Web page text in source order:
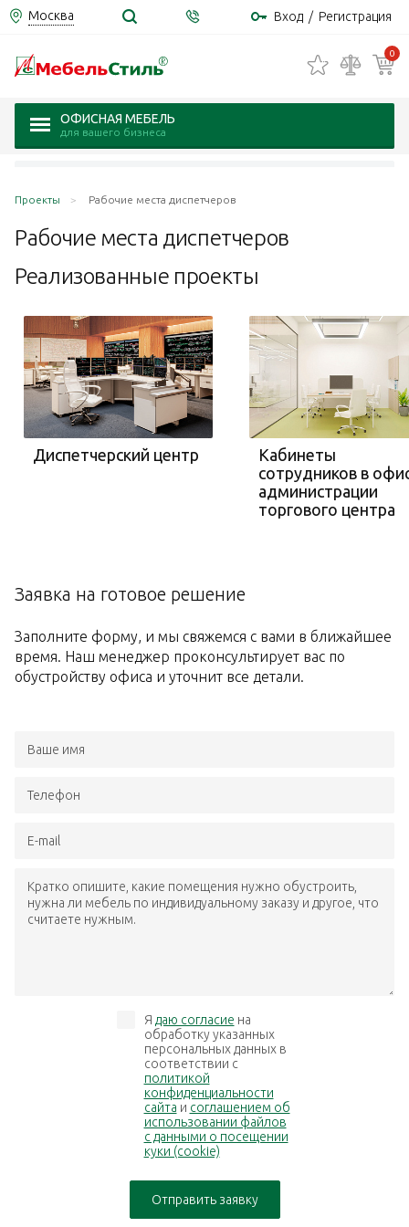
Москва Вход / Регистрация
0
ОФИСНАЯ МЕБЕЛЬ
для вашего бизнеса
Проекты Рабочие места диспетчеров
Рабочие места диспетчеров
Реализованные проекты
Диспетчерский центр
Кабинеты
сотрудников в
администрации
торгового центра
Заявка на готовое решение
Заполните форму, и мы свяжемся с вами в ближайшее
время. Наш менеджер проконсультирует вас по
обустройству офиса и уточнит все детали.
Ваше имя
Телефон
E-mail
Кратко опишите, какие помещения нужно обустроить,
нужна ли мебель по индивидуальному заказу и другое, что
считаете нужным.
Я даю согласие на
обработку указанных
персональных данных в
соответствии с
политикой
конфиденциальности
сайта и соглашением об
использовании файлов
с данными о посещении
куки (cookie)